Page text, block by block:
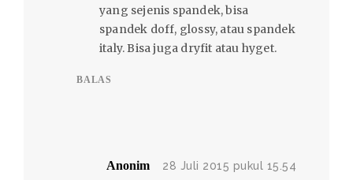
yang sejenis spandek, bisa
spandek doff, glossy, atau spandek
italy. Bisa juga dryfit atau hyget.
BALAS
Anonim 28 Juli 2015 pukul 15.54